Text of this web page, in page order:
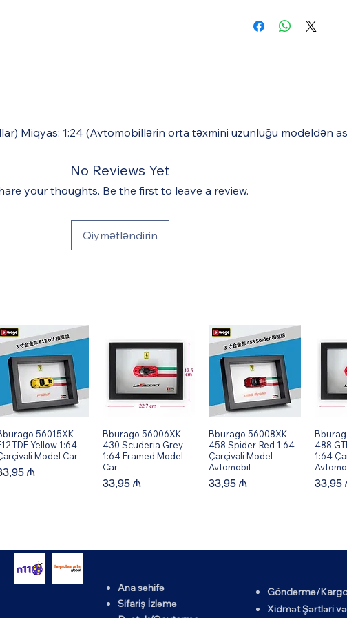
Miqyas: 1:24 (Avtomobillərin orta təxmini uzunluğu modeldən
No Reviews Yet
your thoughts. Be the first to leave a review.
Qiymətləndirin
Quick View
56015XK
TDF-Yellow 1:64
Model Car
₼
Quick View
Bburago 56006XK
430 Scuderia Grey
1:64 Framed Model
Car
Price
33,95 ₼
Quick View
Bburago 56008XK
458 Spider-Red 1:64
Çərçivəli Model
Avtomobil
Price
33,95 ₼
488
1:64
Price
33,95
Quick View
Bburago 56010XK
458 Speciale-Yellow
430 Scuderia -
Mark
Okul
Ana səhifə
Sifariş İzləmə
Göndərmə/
Xidmət Şərtləri